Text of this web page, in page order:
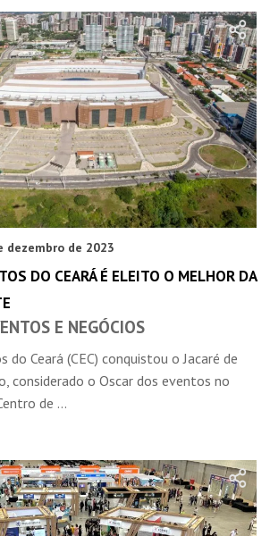
dezembro de 2023
DO CEARÁ É ELEITO O MELHOR DA
E NEGÓCIOS
do Ceará (CEC) conquistou o Jacaré de
considerado o Oscar dos eventos no
de ...